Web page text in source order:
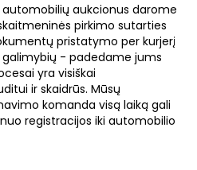
aukcionus darome
pirkimo sutarties
pristatymo per kurjerį
- padedame jums
yra visiškai
ir skaidrūs. Mūsų
komanda visą laiką gali
registracijos iki automobilio